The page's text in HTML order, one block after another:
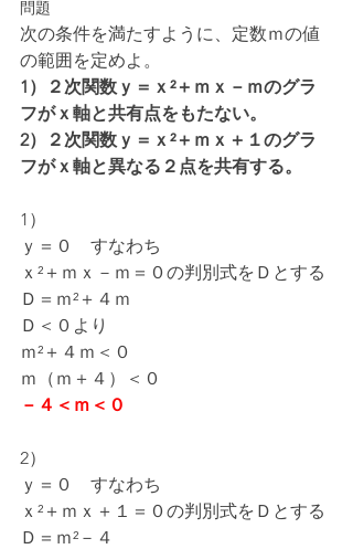
問題
次の条件を満たすように、定数ｍの値
の範囲を定めよ。
1）２次関数ｙ＝ｘ²＋ｍｘ－ｍのグラ
フがｘ軸と共有点をもたない。
2）２次関数ｙ＝ｘ²＋ｍｘ＋１のグラ
フがｘ軸と異なる２点を共有する。
1）
ｙ＝０　すなわち
ｘ²＋ｍｘ－ｍ＝０の判別式をＤとする
Ｄ＝ｍ²＋４ｍ
Ｄ＜０より
ｍ²＋４ｍ＜０
ｍ（ｍ＋４）＜０
－４＜ｍ＜０
2）
ｙ＝０　すなわち
ｘ²＋ｍｘ＋１＝０の判別式をＤとする
Ｄ＝ｍ²－４